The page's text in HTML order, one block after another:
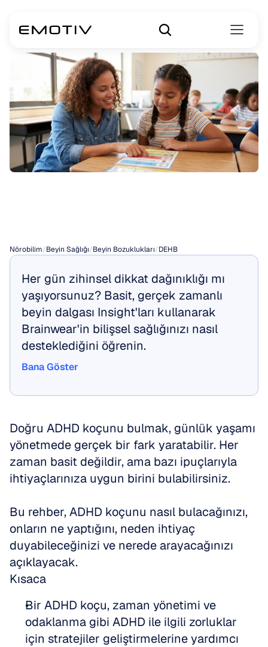
Nörobilim/Beyin Sağlığı/Beyin Bozuklukları/DEHB
Her gün zihinsel dikkat dağınıklığı mı
yaşıyorsunuz? Basit, gerçek zamanlı
beyin dalgası Insight'ları kullanarak
Brainwear'in bilişsel sağlığınızı nasıl
desteklediğini öğrenin.
Bana Göster
Doğru ADHD koçunu bulmak, günlük yaşamı
yönetmede gerçek bir fark yaratabilir. Her
zaman basit değildir, ama bazı ipuçlarıyla
ihtiyaçlarınıza uygun birini bulabilirsiniz.
Bu rehber, ADHD koçunu nasıl bulacağınızı,
onların ne yaptığını, neden ihtiyaç
duyabileceğinizi ve nerede arayacağınızı
açıklayacak.
Kısaca
Bir ADHD koçu, zaman yönetimi ve
odaklanma gibi ADHD ile ilgili zorluklar
için stratejiler geliştirmelerine yardımcı